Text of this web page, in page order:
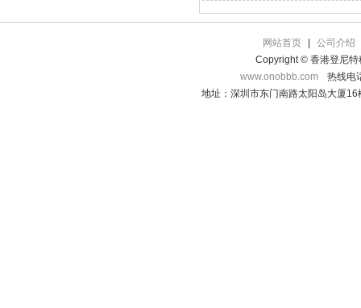
网站首页
公司介绍
Copyright © 香港登尼特
www.onobbb.com
热线电
地址：深圳市东门南路太阳岛大厦